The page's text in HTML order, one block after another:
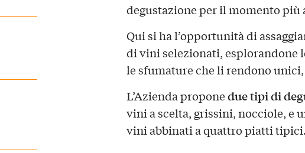
degustazione per il momento più
Qui si ha l’opportunità di
di vini selezionati, esplorandone
le sfumature che li rendono
L’Azienda proponedue tipi di
vini a scelta, grissini, nocciole, e
vini abbinati a quattro piatti tipici.